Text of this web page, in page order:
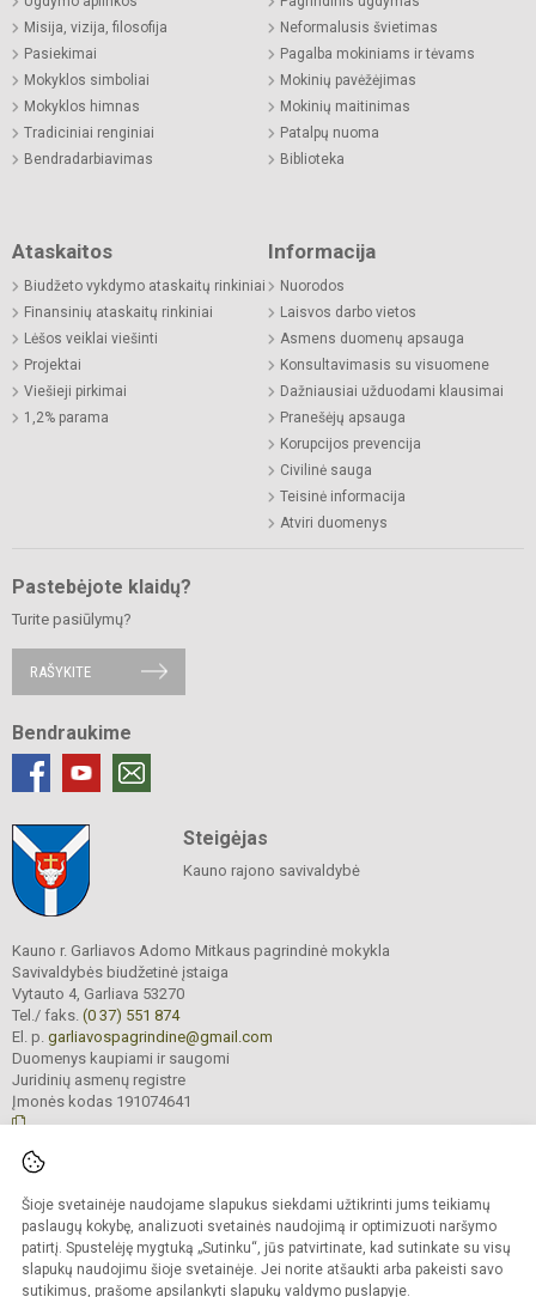
Šioje svetainėje naudojame slapukus siekdami užtikrinti jums teikiamų
paslaugų kokybę, analizuoti svetainės naudojimą ir optimizuoti naršymo
patirtį. Spustelėję mygtuką „Sutinku“, jūs patvirtinate, kad sutinkate su visų
slapukų naudojimu šioje svetainėje. Jei norite atšaukti arba pakeisti savo
sutikimus, prašome apsilankyti slapukų valdymo puslapyje.
Misija, vizija, filosofija
Pasiekimai
Mokyklos simboliai
Mokyklos himnas
Tradiciniai renginiai
Bendradarbiavimas
Neformalusis švietimas
Pagalba mokiniams ir tėvams
Mokinių pavėžėjimas
Mokinių maitinimas
Patalpų nuoma
Biblioteka
Ataskaitos
Biudžeto vykdymo ataskaitų rinkiniai
Finansinių ataskaitų rinkiniai
Lėšos veiklai viešinti
Projektai
Viešieji pirkimai
1,2% parama
Informacija
Nuorodos
Laisvos darbo vietos
Asmens duomenų apsauga
Konsultavimasis su visuomene
Dažniausiai užduodami klausimai
Pranešėjų apsauga
Korupcijos prevencija
Civilinė sauga
Teisinė informacija
Atviri duomenys
Pastebėjote klaidų?
Turite pasiūlymų?
RAŠYKITE
Bendraukime
Steigėjas
Kauno rajono savivaldybė
Kauno r. Garliavos Adomo Mitkaus pagrindinė mokykla
Savivaldybės biudžetinė įstaiga
Vytauto 4, Garliava 53270
Tel./ faks. (0 37) 551 874
El. p. garliavospagrindine@gmail.com
Duomenys kaupiami ir saugomi
Juridinių asmenų registre
Įmonės kodas 191074641
saugomos.
Kopijuoti turinį be raštiško įstaigos administracijos sutikimo griežtai draudžiama
Prieinamumo paraiška Slapukų valdymas